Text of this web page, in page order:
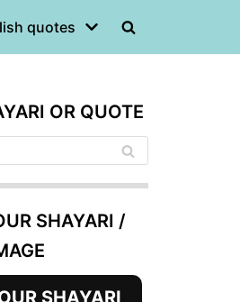
quotes
OR QUOTE
SHAYARI /
SHAYARI